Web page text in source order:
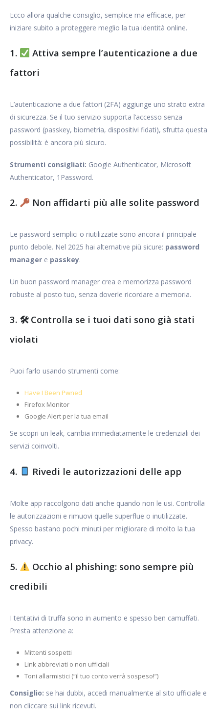
Ecco allora qualche consiglio, semplice ma efficace, per
iniziare subito a proteggere meglio la tua identità online.
1.
Attiva sempre l’autenticazione a due
fattori
L’autenticazione a due fattori (2FA) aggiunge uno strato extra
di sicurezza. Se il tuo servizio supporta l’accesso senza
password (passkey, biometria, dispositivi fidati), sfrutta questa
possibilità: è ancora più sicuro.
Strumenti consigliati: Google Authenticator, Microsoft
Authenticator, 1Password.
2. Non affidarti più alle solite password
Le password semplici o riutilizzate sono ancora il principale
punto debole. Nel 2025 hai alternative più sicure: password
manager e passkey.
Un buon password manager crea e memorizza password
robuste al posto tuo, senza doverle ricordare a memoria.
3. 🛠 Controlla se i tuoi dati sono già stati
violati
Puoi farlo usando strumenti come:
Have I Been Pwned
Firefox Monitor
Google Alert per la tua email
Se scopri un leak, cambia immediatamente le credenziali dei
servizi coinvolti.
4. Rivedi le autorizzazioni delle app
Molte app raccolgono dati anche quando non le usi. Controlla
le autorizzazioni e rimuovi quelle superflue o inutilizzate.
Spesso bastano pochi minuti per migliorare di molto la tua
privacy.
5.
Occhio al phishing: sono sempre più
credibili
I tentativi di truffa sono in aumento e spesso ben camuffati.
Presta attenzione a:
Mittenti sospetti
Link abbreviati o non ufficiali
Toni allarmistici (“il tuo conto verrà sospeso!”)
Consiglio: se hai dubbi, accedi manualmente al sito ufficiale e
non cliccare sui link ricevuti.